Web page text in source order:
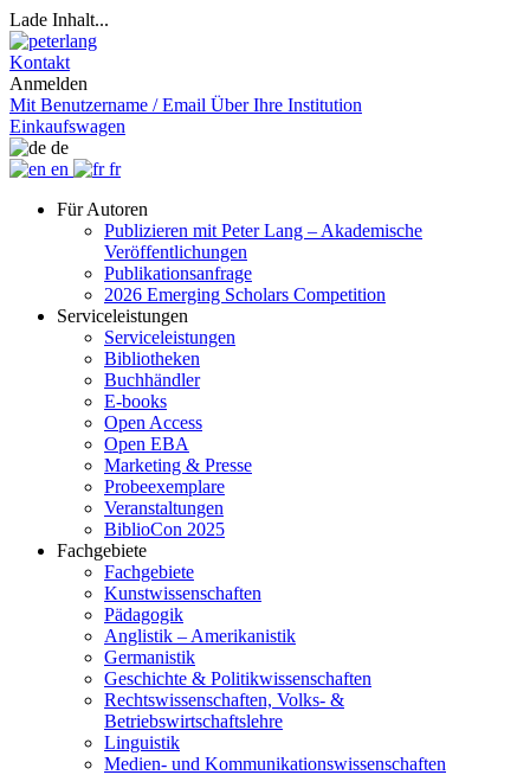
Lade Inhalt...
Kontakt
Anmelden
Mit Benutzername / Email Über Ihre Institution
Einkaufswagen
de
en
fr
Für Autoren
Publizieren mit Peter Lang – Akademische
Veröffentlichungen
Publikationsanfrage
2026 Emerging Scholars Competition
Serviceleistungen
Serviceleistungen
Bibliotheken
Buchhändler
E-books
Open Access
Open EBA
Marketing & Presse
Probeexemplare
Veranstaltungen
BiblioCon 2025
Fachgebiete
Fachgebiete
Kunstwissenschaften
Pädagogik
Anglistik – Amerikanistik
Germanistik
Geschichte & Politikwissenschaften
Rechtswissenschaften, Volks- &
Betriebswirtschaftslehre
Linguistik
Medien- und Kommunikationswissenschaften